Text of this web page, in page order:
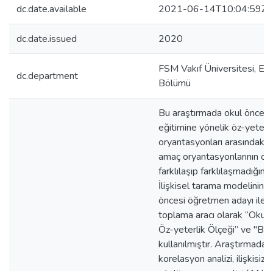
dc.date.available 2021-06-14T10:04:59Z
dc.date.issued 2020
dc.department
FSM Vakıf Üniversitesi,
Bölümü
Bu araştırmada okul
eğitimine yönelik öz-
oryantasyonları arasındaki
amaç oryantasyonlarının
farklılaşıp
İlişkisel tarama modelinin
öncesi öğretmen adayı ile
toplama aracı olarak
Öz-yeterlik Ölçeği” ve
kullanılmıştır.
korelasyon analizi,